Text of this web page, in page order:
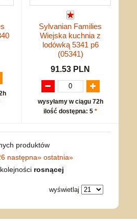
Sylvanian Families
Wiejska kuchnia z
lodówką 5341 p6
(05341)
91.53 PLN
wysyłamy w ciągu 72h
ilość dostępna: 5 *
produktów
następna» ostatnia»
rosnącej
wyświetlaj